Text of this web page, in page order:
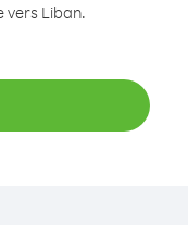
vers Liban.